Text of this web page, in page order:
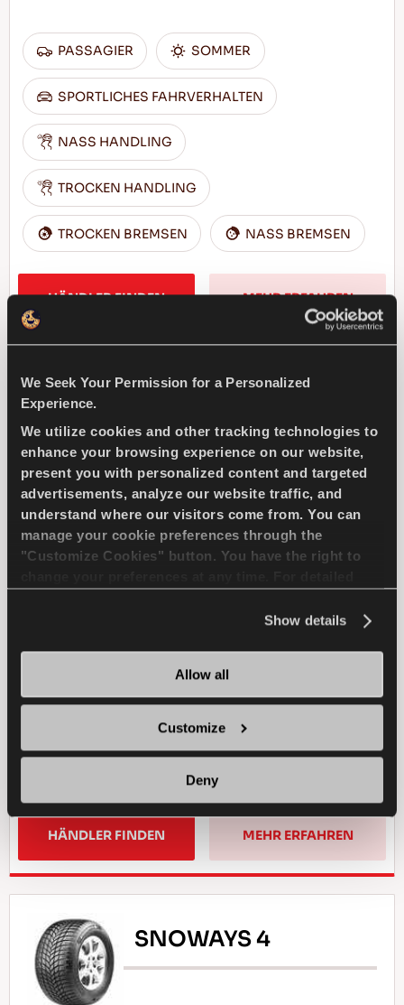
We Seek Your Permission for a Personalized
Experience.
We utilize cookies and other tracking technologies to
enhance your browsing experience on our website,
present you with personalized content and targeted
advertisements, analyze our website traffic, and
understand where our visitors come from. You can
manage your cookie preferences through the
"Customize Cookies" button. You have the right to
Show details
Allow all
Customize
Deny
PASSAGIER SOMMER
SPORTLICHES FAHRVERHALTEN
NASS HANDLING
TROCKEN HANDLING
TROCKEN BREMSEN NASS BREMSEN
HÄNDLER FINDEN MEHR ERFAHREN
Fordern Sie die Bedingungen heraus -
Traktion und Sicherheit für Ihr 4x4 Fahrzeug
4X4 SOMMER
GELANDE FAHRLEISTUNG
MATSCH TRAKTION
HÄNDLER FINDEN MEHR ERFAHREN
SNOWAYS 4